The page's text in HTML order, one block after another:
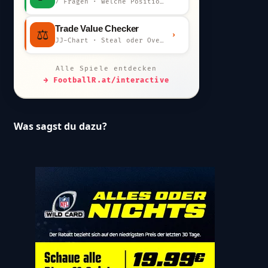
⚖️ Trade Value Checker
JJ-Chart · Steal oder Overpay?
›
Alle Spiele entdecken
→ FootballR.at/interactive
Was sagst du dazu?